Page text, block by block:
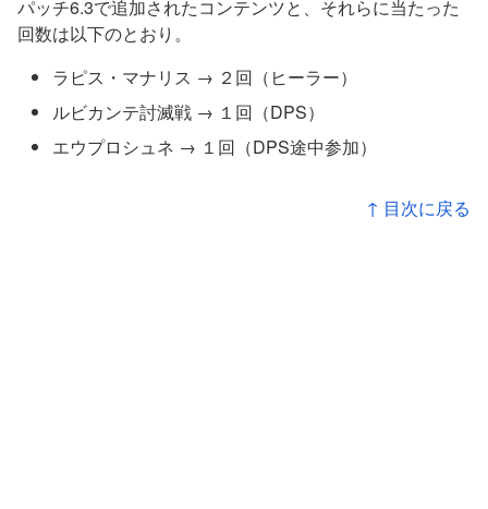
パッチ6.3で追加されたコンテンツと、それらに当たった
回数は以下のとおり。
ラピス・マナリス → ２回（ヒーラー）
ルビカンテ討滅戦 → １回（DPS）
エウプロシュネ → １回（DPS途中参加）
↑ 目次に戻る